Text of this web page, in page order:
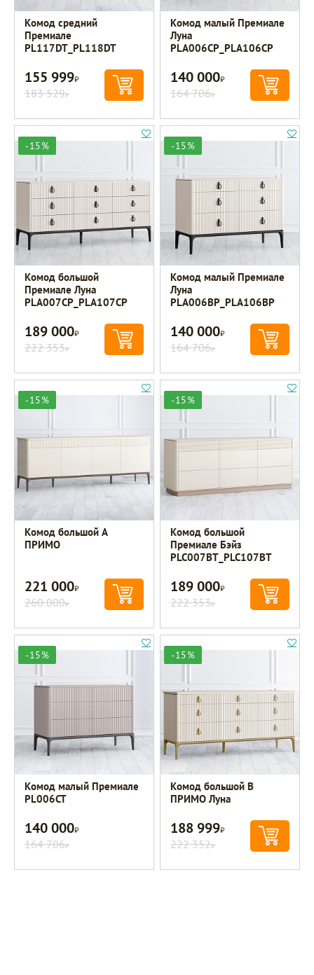
Комод средний
Премиале
PL117DT_PL118DT
155 999Р
183 529Р
Комод малый Премиале
Луна
PLA006CP_PLA106CP
140 000Р
164 706Р
-15%
Комод большой
Премиале Луна
PLA007CP_PLA107CP
189 000Р
222 353Р
-15%
Комод малый Премиале
Луна
PLA006BP_PLA106BP
140 000Р
164 706Р
-15%
Комод большой A
ПРИМО
221 000Р
260 000Р
-15%
Комод большой
Премиале Бэйз
PLC007BT_PLC107BT
189 000Р
222 353Р
-15%
Комод малый Премиале
PL006CT
140 000Р
164 706Р
-15%
Комод большой B
ПРИМО Луна
188 999Р
222 352Р